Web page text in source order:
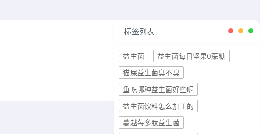
标签列表
益生菌
益生菌每日坚果0蔗糖
猫屎益生菌臭不臭
鱼吃哪种益生菌好些呢
益生菌饮料怎么加工的
蔓越莓多肽益生菌